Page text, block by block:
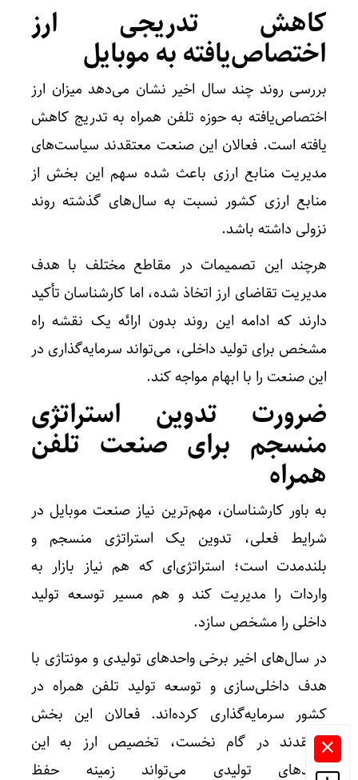
کاهش تدریجی ارز
اختصاص‌یافته به موبایل
بررسی روند چند سال اخیر نشان می‌دهد میزان ارز
اختصاص‌یافته به حوزه تلفن همراه به تدریج کاهش
یافته است. فعالان این صنعت معتقدند سیاست‌های
مدیریت منابع ارزی باعث شده سهم این بخش از
منابع ارزی کشور نسبت به سال‌های گذشته روند
نزولی داشته باشد.
هرچند این تصمیمات در مقاطع مختلف با هدف
مدیریت تقاضای ارز اتخاذ شده، اما کارشناسان تأکید
دارند که ادامه این روند بدون ارائه یک نقشه راه
مشخص برای تولید داخلی، می‌تواند سرمایه‌گذاری در
این صنعت را با ابهام مواجه کند.
ضرورت تدوین استراتژی
منسجم برای صنعت تلفن
همراه
به باور کارشناسان، مهم‌ترین نیاز صنعت موبایل در
شرایط فعلی، تدوین یک استراتژی منسجم و
بلندمدت است؛ استراتژی‌ای که هم نیاز بازار به
واردات را مدیریت کند و هم مسیر توسعه تولید
داخلی را مشخص سازد.
در سال‌های اخیر برخی واحدهای تولیدی و مونتاژی با
هدف داخلی‌سازی و توسعه تولید تلفن همراه در
کشور سرمایه‌گذاری کرده‌اند. فعالان این بخش
معتقدند در گام نخست، تخصیص ارز به این
واحدهای تولیدی می‌تواند زمینه حفظ